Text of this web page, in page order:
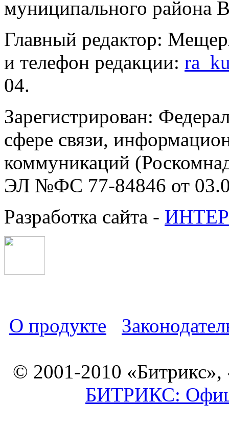
муниципального района
Главный редактор:
и телефон редакции:
04.
Зарегистрирован:
сфере связи,
коммуникаций
ЭЛ №ФС 77-84846 от
Разработка сайта -
О продукте
© 2001-2010 «Битрикс»,
БИТРИКС: